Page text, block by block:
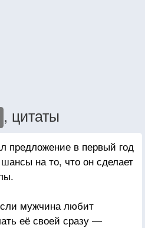
, цитаты
предложение в первый год
на то, что он сделает
мужчина любит
её своей сразу —